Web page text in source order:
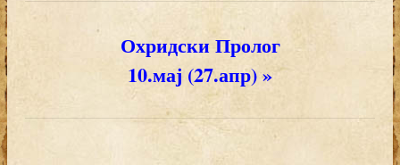
Охридски Пролог
10.мај (27.апр) »